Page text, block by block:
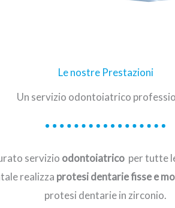
Le nostre Prestazioni
Un servizio odontoiatrico
servizio odontoiatricoper tutte
realizza protesi dentarie fisse e
protesi dentarie in zirconio.